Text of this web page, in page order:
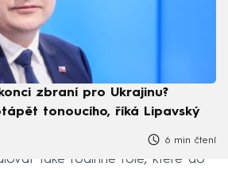
zbraní pro Ukrajinu?
tonoucího, říká Lipavský
6 min čtení
také rodinné role, které do